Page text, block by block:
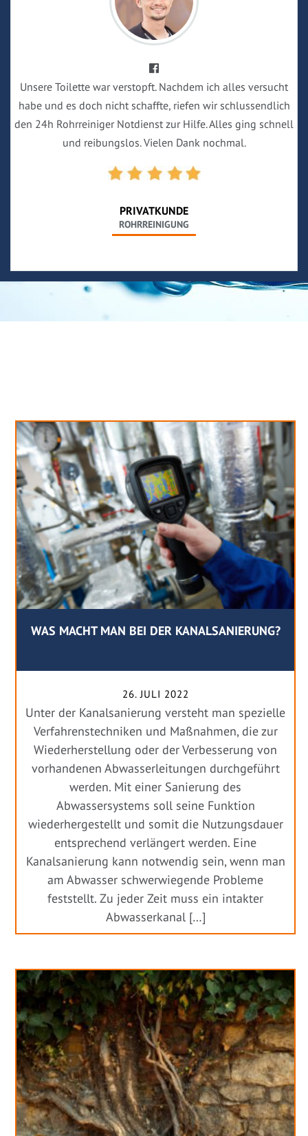
Unsere Toilette war verstopft. Nachdem ich alles versucht
habe und es doch nicht schaffte, riefen wir schlussendlich
den 24h Rohrreiniger Notdienst zur Hilfe. Alles ging schnell
und reibungslos. Vielen Dank nochmal.
PRIVATKUNDE
ROHRREINIGUNG
WAS MACHT MAN BEI DER KANALSANIERUNG?
26. JULI 2022
Unter der Kanalsanierung versteht man spezielle
Verfahrenstechniken und Maßnahmen, die zur
Wiederherstellung oder der Verbesserung von
vorhandenen Abwasserleitungen durchgeführt
werden. Mit einer Sanierung des
Abwassersystems soll seine Funktion
wiederhergestellt und somit die Nutzungsdauer
entsprechend verlängert werden. Eine
Kanalsanierung kann notwendig sein, wenn man
am Abwasser schwerwiegende Probleme
feststellt. Zu jeder Zeit muss ein intakter
Abwasserkanal […]